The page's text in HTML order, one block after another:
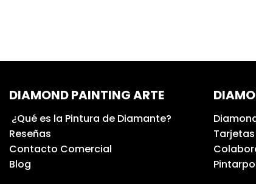
DIAMOND PAINTING ARTE
¿Qué es la Pintura de Diamante?
Reseñas
Contacto Comercial
Blog